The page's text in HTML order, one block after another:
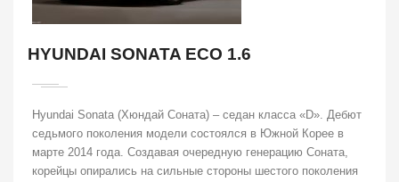
HYUNDAI SONATA ECO 1.6
Hyundai Sonata (Хюндай Соната) – седан класса «D». Дебют
седьмого поколения модели состоялся в Южной Корее в
марте 2014 года. Создавая очередную генерацию Соната,
корейцы опирались на сильные стороны шестого поколения